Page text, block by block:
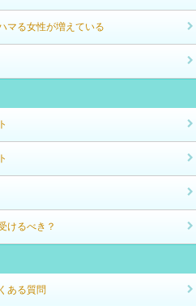
マる女性が増えている
けるべき？
ある質問